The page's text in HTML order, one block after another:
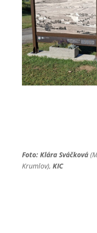
Foto: Klára Sváčková
Krumlov), KIC